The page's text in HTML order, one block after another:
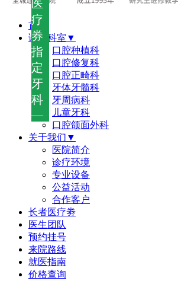
医
疗
券
指
定
牙
科
—
首页
诊疗科室▼
口腔种植科
口腔修复科
口腔正畸科
牙体牙髓科
牙周病科
儿童牙科
口腔颌面外科
关于我们▼
医院简介
诊疗环境
专业设备
公益活动
合作客户
长者医疗劵
医生团队
预约挂号
来院路线
就医指南
价格查询